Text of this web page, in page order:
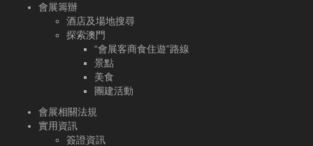
會展籌辦
酒店及場地搜尋
探索澳門
“會展客商食住遊”路線
景點
美食
團建活動
會展相關法規
實用資訊
簽證資訊